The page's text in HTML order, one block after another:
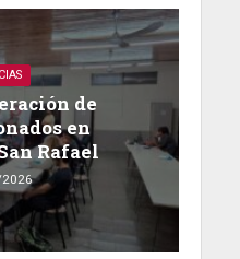
de
en
Rafael